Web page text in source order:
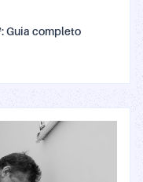
Guia completo